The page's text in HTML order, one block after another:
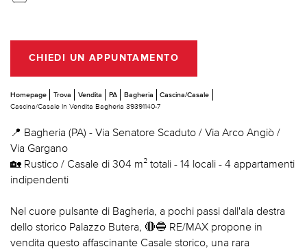
CHIEDI UN APPUNTAMENTO
Homepage Trova Vendita PA Bagheria
Cascina/Casale
Cascina/Casale In Vendita Bagheria 39391140-7
📍 Bagheria (PA) - Via Senatore Scaduto / Via Arco Angiò /
Via Gargano
🏡 Rustico / Casale di 304 m² totali - 14 locali - 4 appartamenti
indipendenti
Nel cuore pulsante di Bagheria, a pochi passi dall'ala destra
dello storico Palazzo Butera, 🔴🔵 RE/MAX propone in
vendita questo affascinante Casale storico, una rara